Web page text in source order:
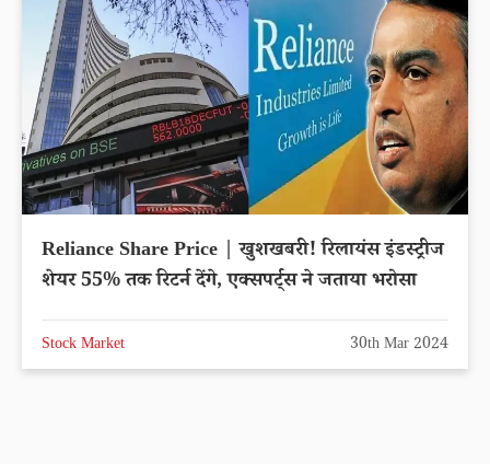
Reliance Share Price | खुशखबरी! रिलायंस इंडस्ट्रीज
शेयर 55% तक रिटर्न देंगे, एक्सपर्ट्स ने जताया भरोसा
Stock Market 30th Mar 2024